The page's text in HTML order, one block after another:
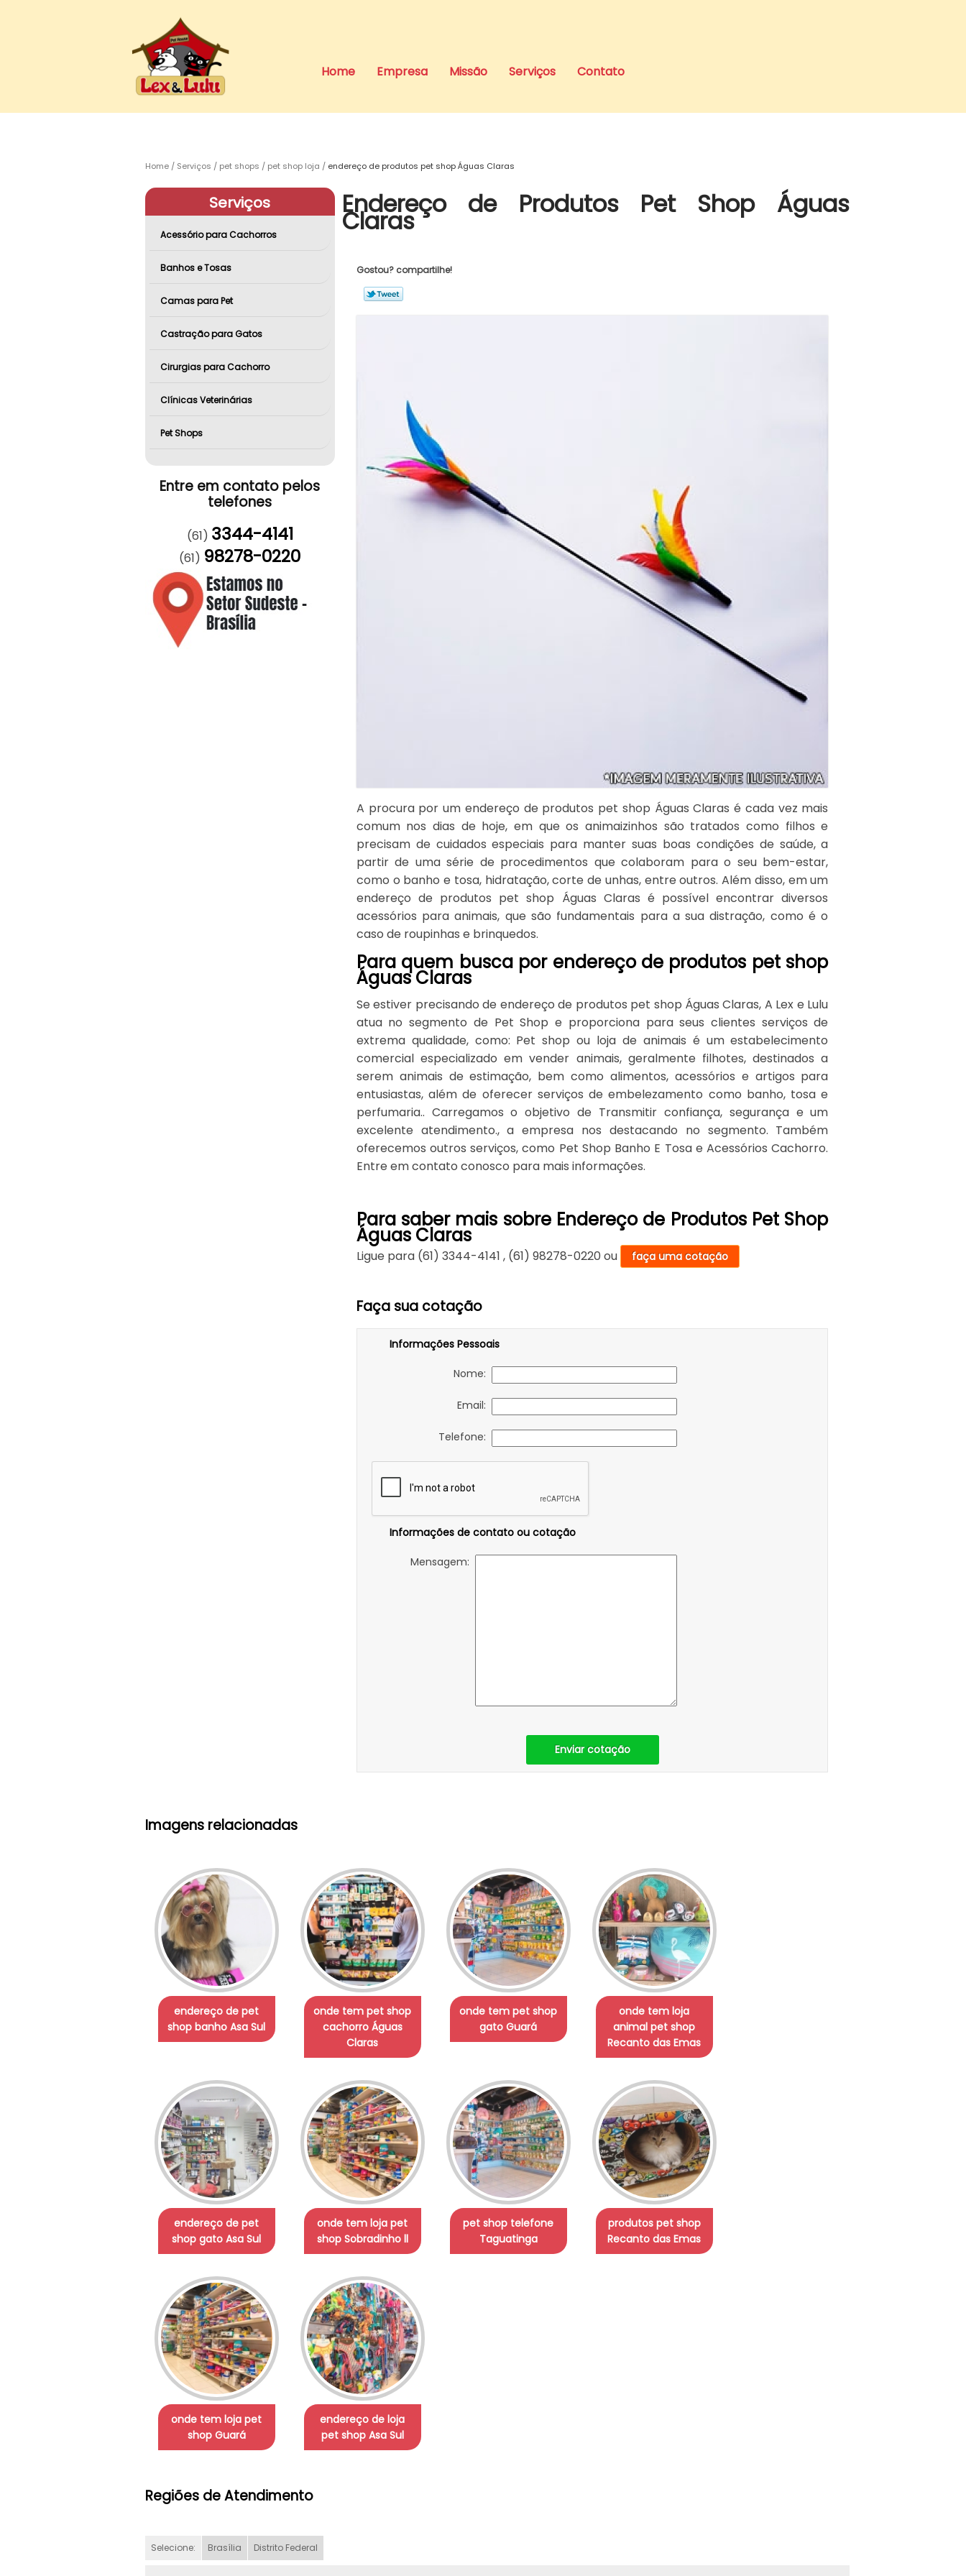
Home Empresa Missão Serviços Contato
Home Serviços pet shops pet shop loja endereço de produtos pet shop Águas Claras
Serviços
Acessório para Cachorros
Banhos e Tosas
Camas para Pet
Castração para Gatos
Cirurgias para Cachorro
Clínicas Veterinárias
Pet Shops
Entre em contato pelos
telefones
(61) 3344-4141
(61) 98278-0220
Endereço de Produtos Pet Shop Águas
Claras
Gostou? compartilhe!
A procura por um endereço de produtos pet shop Águas Claras é cada vez mais
comum nos dias de hoje, em que os animaizinhos são tratados como filhos e
precisam de cuidados especiais para manter suas boas condições de saúde, a
partir de uma série de procedimentos que colaboram para o seu bem-estar,
como o banho e tosa, hidratação, corte de unhas, entre outros. Além disso, em um
endereço de produtos pet shop Águas Claras é possível encontrar diversos
acessórios para animais, que são fundamentais para a sua distração, como é o
caso de roupinhas e brinquedos.
Para quem busca por endereço de produtos pet shop
Águas Claras
Se estiver precisando de endereço de produtos pet shop Águas Claras, A Lex e Lulu
atua no segmento de Pet Shop e proporciona para seus clientes serviços de
extrema qualidade, como: Pet shop ou loja de animais é um estabelecimento
comercial especializado em vender animais, geralmente filhotes, destinados a
serem animais de estimação, bem como alimentos, acessórios e artigos para
entusiastas, além de oferecer serviços de embelezamento como banho, tosa e
perfumaria.. Carregamos o objetivo de Transmitir confiança, segurança e um
excelente atendimento., a empresa nos destacando no segmento. Também
oferecemos outros serviços, como Pet Shop Banho E Tosa e Acessórios Cachorro.
Entre em contato conosco para mais informações.
Para saber mais sobre Endereço de Produtos Pet Shop
Águas Claras
Ligue para (61) 3344-4141 , (61) 98278-0220 ou faça uma cotação
Faça sua cotação
Informações Pessoais
Nome:
Email:
Telefone:
Informações de contato ou cotação
Mensagem:
Enviar cotação
Imagens relacionadas
endereço de pet
shop banho Asa Sul
onde tem pet shop
cachorro Águas
Claras
onde tem pet shop
gato Guará
onde tem loja
animal pet shop
Recanto das Emas
endereço de pet
shop gato Asa Sul
onde tem loja pet
shop Sobradinho ll
pet shop telefone
Taguatinga
produtos pet shop
Recanto das Emas
onde tem loja pet
shop Guará
endereço de loja
pet shop Asa Sul
Regiões de Atendimento
Selecione: Brasília Distrito Federal